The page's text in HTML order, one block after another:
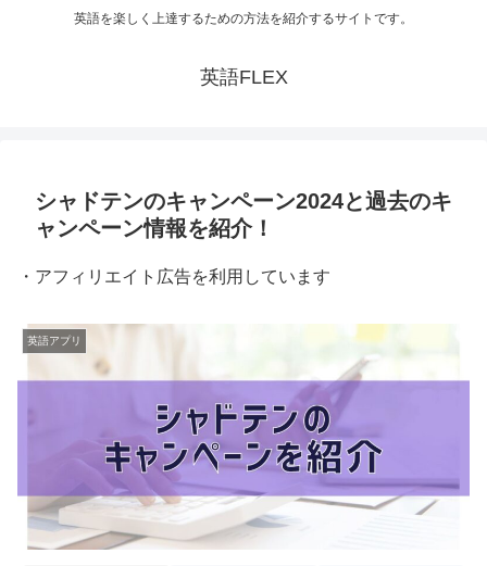
英語を楽しく上達するための方法を紹介するサイトです。
英語FLEX
シャドテンのキャンペーン2024と過去のキ
ャンペーン情報を紹介！
・アフィリエイト広告を利用しています
英語アプリ